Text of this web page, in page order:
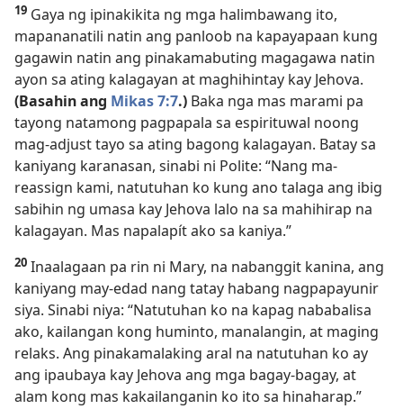
19 Gaya ng ipinakikita ng mga halimbawang ito,
mapananatili natin ang panloob na kapayapaan kung
gagawin natin ang pinakamabuting magagawa natin
ayon sa ating kalagayan at maghihintay kay Jehova.
(Basahin ang Mikas 7:7.) Baka nga mas marami pa
tayong natamong pagpapala sa espirituwal noong
mag-adjust tayo sa ating bagong kalagayan. Batay sa
kaniyang karanasan, sinabi ni Polite: “Nang ma-
reassign kami, natutuhan ko kung ano talaga ang ibig
sabihin ng umasa kay Jehova lalo na sa mahihirap na
kalagayan. Mas napalapít ako sa kaniya.”
20 Inaalagaan pa rin ni Mary, na nabanggit kanina, ang
kaniyang may-edad nang tatay habang nagpapayunir
siya. Sinabi niya: “Natutuhan ko na kapag nababalisa
ako, kailangan kong huminto, manalangin, at maging
relaks. Ang pinakamalaking aral na natutuhan ko ay
ang ipaubaya kay Jehova ang mga bagay-bagay, at
alam kong mas kakailanganin ko ito sa hinaharap.”